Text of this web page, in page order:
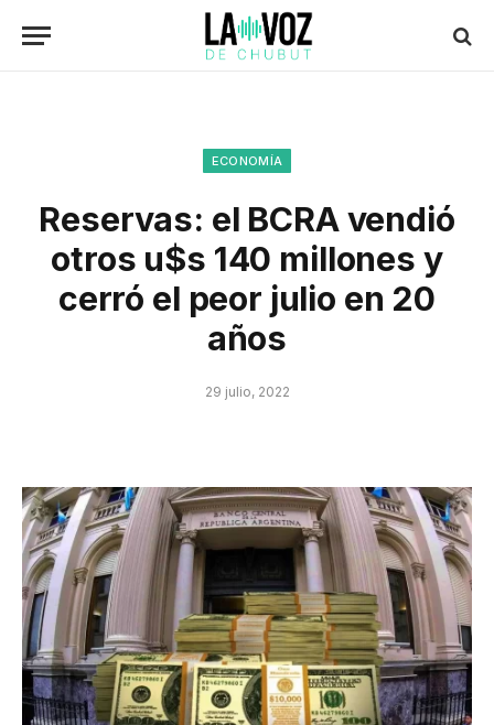
ECONOMÍA
Reservas: el BCRA vendió
otros u$s 140 millones y
cerró el peor julio en 20
años
29 julio, 2022